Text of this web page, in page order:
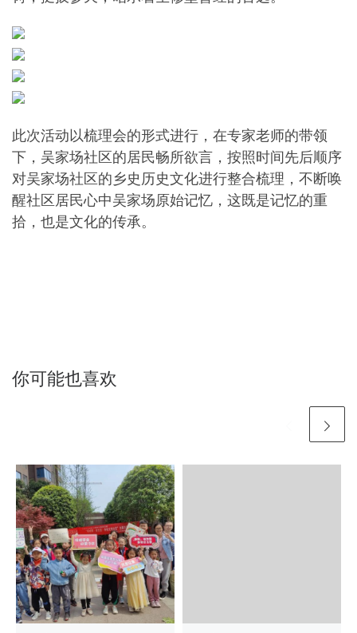
此次活动以梳理会的形式进行，在专家老师的带领
下，吴家场社区的居民畅所欲言，按照时间先后顺序
对吴家场社区的乡史历史文化进行整合梳理，不断唤
醒社区居民心中吴家场原始记忆，这既是记忆的重
拾，也是文化的传承。
你可能也喜欢